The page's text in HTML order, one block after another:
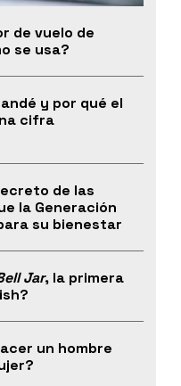
de vuelo de
se usa?
y por qué el
cifra
de las
la Generación
su bienestar
Jar, la primera
un hombre